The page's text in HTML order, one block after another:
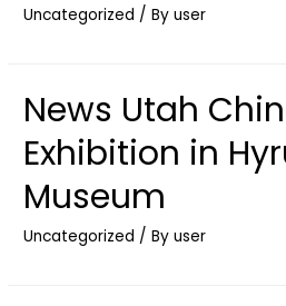
Uncategorized / Byuser
News Utah
Exhibition in
Museum
Uncategorized / Byuser